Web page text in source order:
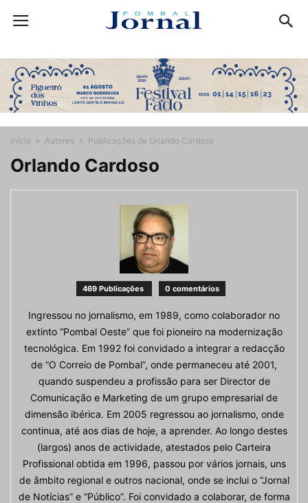
Início Autores Publicações de Orlando Cardoso
Orlando Cardoso
469 Publicações 0 comentários
Ingressou no jornalismo, em 1989, como colaborador no
extinto “Pombal Oeste” que foi pioneiro na modernização
tecnológica. Em 1992 foi convidado a integrar a redacção
de “O Correio de Pombal”, onde permaneceu até 2001,
quando suspendeu a profissão para ser Director de
Comunicação e Marketing de um grupo empresarial de
dimensão ibérica. Em 2005 regressou ao jornalismo, onde
continua, até aos dias de hoje, a aprender. Ao longo destes
(largos) anos de actividade, atestados pelo Carteira
Profissional obtida em 1996, passou por vários jornais, uns
de âmbito regional e outros nacional, onde se inclui o “Jornal
de Notícias” e “Público”. Foi convidado a colaborar, de forma